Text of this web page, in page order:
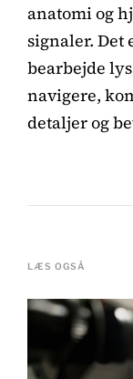
anatomi og
signaler. Det
bearbejde
navigere,
detaljer og
LÆS OGSÅ